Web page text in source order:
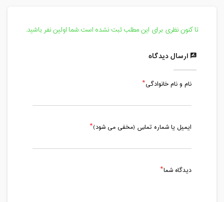
تا کنون نظری برای این مطلب ثبت نشده است.شما اولین نفر باشید.
ارسال دیدگاه
نام و نام خانوادگی
ایمیل یا شماره تماس (مخفی می شود)
دیدگاه شما